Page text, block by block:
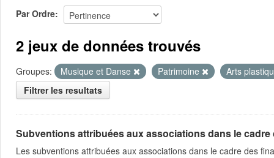
À propos
Par Ordre
2 jeux de données trouvés
Groupes: Musique et Danse Patrimoine
Arts
Filtrer les resultats
Subventions attribuées aux associations dans le
Les subventions attribuées aux associations dans le cadre des